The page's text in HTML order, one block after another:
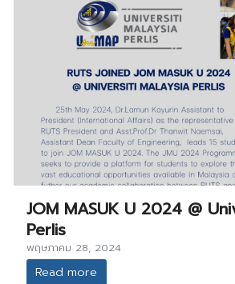
JOM MASUK U 2024 @
Perlis
พฤษภาคม 28, 2024
Read more